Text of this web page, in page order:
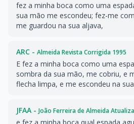
fez a minha boca como uma
sua mão me escondeu; fez-me
me guardou na sua aljava,
ARC - Almeida Revista Corrigida 1995
E fez a minha boca como uma
sombra da sua mão, me cobriu, e
flecha limpa, e me escondeu na
JFAA - João Ferreira de Almeida